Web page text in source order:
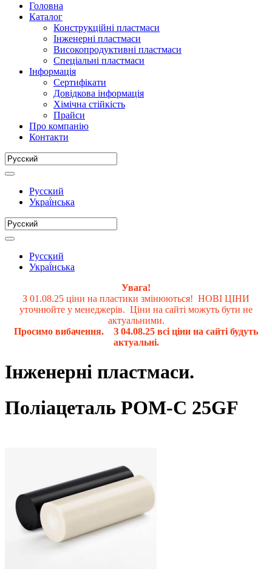
Головна
Каталог
Конструкційні пластмаси
Інженерні пластмаси
Високопродуктивні пластмаси
Спеціальні пластмаси
Інформація
Сертифікати
Довідкова інформація
Хімічна стійкість
Прайси
Про компанію
Контакти
Русский
Украї́нська
Русский
Украї́нська
Увага!
З 01.08.25 ціни на пластики змінюються! НОВІ ЦІНИ
уточнюйте у менеджерів. Ціни на сайті можуть бути не
актуальними.
Просимо вибачення. З 04.08.25 всі ціни на сайті будуть
актуальні.
Інженерні пластмаси.
Поліацеталь PОМ-C 25GF